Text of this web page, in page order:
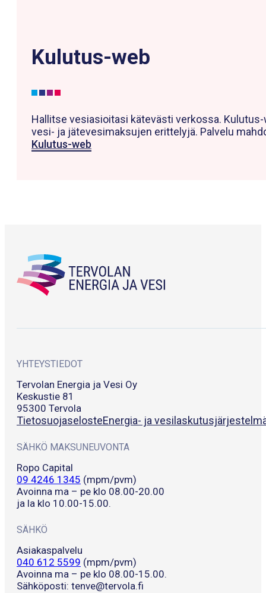
Kulutus-web
Hallitse vesiasioitasi kätevästi verkossa.
vesi- ja jätevesimaksujen erittelyjä. Palvelu
Kulutus-web
YHTEYSTIEDOT
Tervolan Energia ja Vesi Oy
Keskustie 81
95300 Tervola
TietosuojaselosteEnergia- ja
SÄHKÖ MAKSUNEUVONTA
Ropo Capital
09 4246 1345 (mpm/pvm)
Avoinna ma – pe klo 08.00-20.00
ja la klo 10.00-15.00.
SÄHKÖ
Asiakaspalvelu
040 612 5599 (mpm/pvm)
Avoinna ma – pe klo 08.00-15.00.
Sähköposti: tenve@tervola.fi